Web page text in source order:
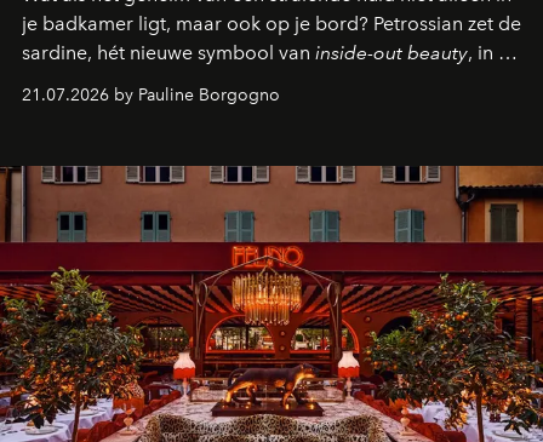
je badkamer ligt, maar ook op je bord? Petrossian zet de
sardine, hét nieuwe symbool van inside-out beauty, in de
21.07.2026 by Pauline Borgogno